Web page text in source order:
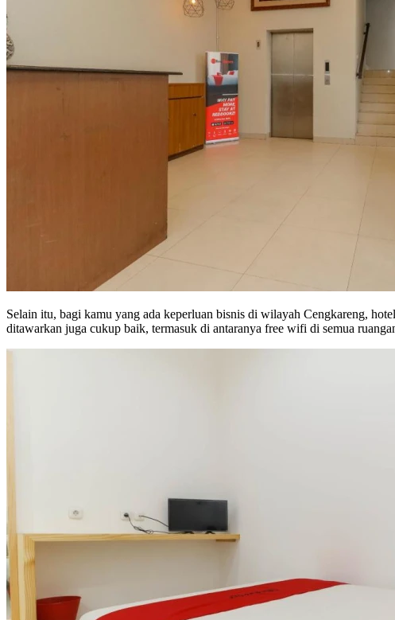
Selain itu, bagi kamu yang ada keperluan bisnis di wilayah Cengkareng,
ditawarkan juga cukup baik, termasuk di antaranya free wifi di semua